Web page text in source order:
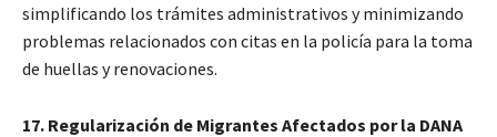
simplificando los trámites administrativos y minimizando
problemas relacionados con citas en la policía para la toma
de huellas y renovaciones.
17. Regularización de Migrantes Afectados por la DANA